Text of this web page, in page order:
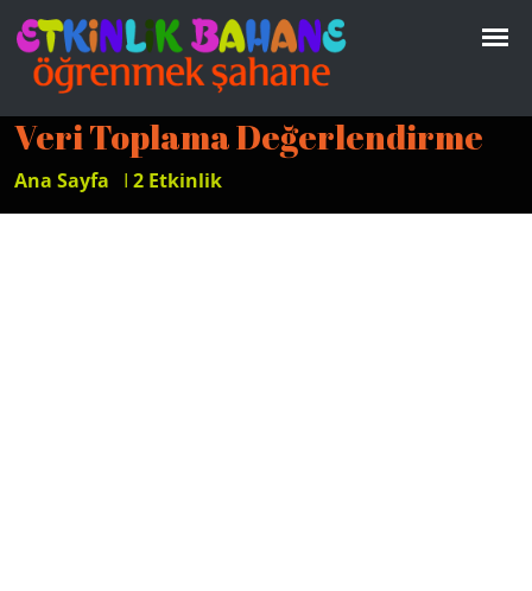
Veri Toplama Değerlendirme
Ana Sayfa I 2 Etkinlik